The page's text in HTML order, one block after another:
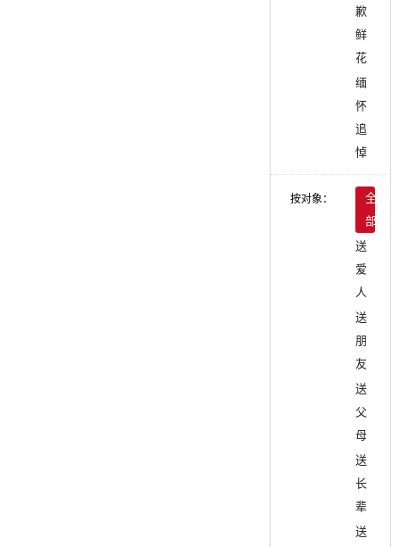
歉
鲜
花
缅
怀
追
悼
按对象：
全
部
送
爱
人
送
朋
友
送
父
母
送
长
辈
送